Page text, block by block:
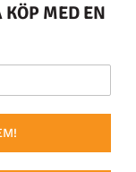
MED EN